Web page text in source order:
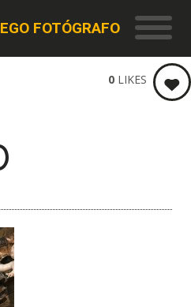
FOTÓGRAFO
0 LIKES